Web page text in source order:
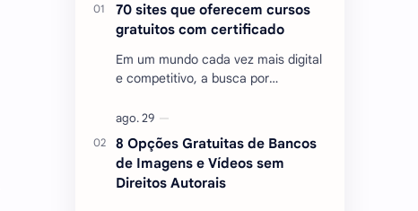
70 sites que oferecem cursos
gratuitos com certificado
Em um mundo cada vez mais digital
e competitivo, a busca por
tornou-se essencial para quem
deseja se destacar no mercado …
8 Opções Gratuitas de Bancos
de Imagens e Vídeos sem
Direitos Autorais